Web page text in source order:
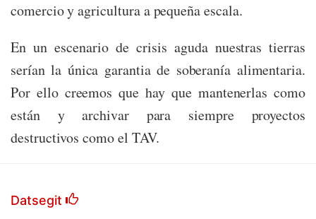
comercio y agricultura a pequeña escala.
En un escenario de crisis aguda nuestras tierras
serían la única garantia de soberanía alimentaria.
Por ello creemos que hay que mantenerlas como
están y archivar para siempre proyectos
destructivos como el TAV.
Datsegit